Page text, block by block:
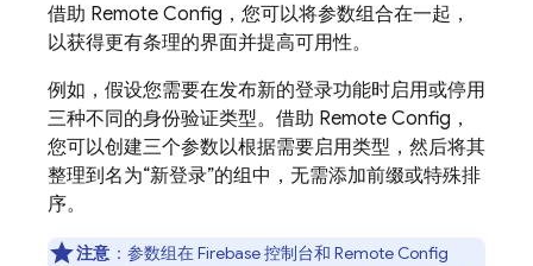
借助 Remote Config ，您可以将参数组合在一起，
以获得更有条理的界面并提高可用性。
例如，假设您需要在发布新的登录功能时启用或停用
三种不同的身份验证类型。借助 Remote Config ，
您可以创建三个参数以根据需要启用类型，然后将其
整理到名为“新登录”的组中，无需添加前缀或特殊排
序。
注意 ：参数组在Firebase控制台和 Remote Config